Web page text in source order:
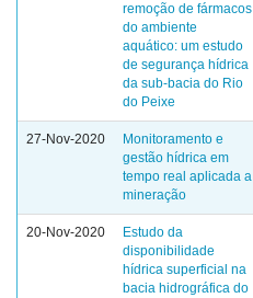
remoção de fármacos
do ambiente
aquático: um estudo
de segurança hídrica
da sub-bacia do Rio
do Peixe
27-Nov-2020
Monitoramento e
gestão hídrica em
tempo real aplicada a
mineração
20-Nov-2020
Estudo da
disponibilidade
hídrica superficial na
bacia hidrográfica do